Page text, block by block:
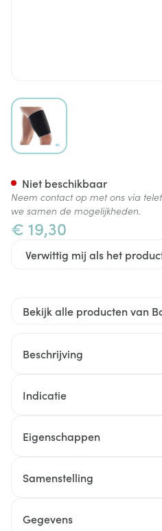
View larger image
€ 19,30
Verwittig mij als het
Niet beschikbaar
Neem contact op met ons via
we samen de mogelijkheden.
Bekijk alle producten van
Beschrijving
Indicatie
Eigenschappen
Stevig, huidvriendelijk
Samenstelling
Gegevens